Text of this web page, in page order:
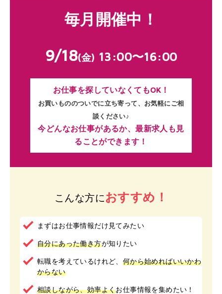
毎月開催中！
9/18(金) 13:00〜16:00
お仕事を探していなくてもOK！
お買いもののついでに立ち寄って、お気軽にご相
談ください♪
今どんなお仕事があるか、最新求人も見
ることができます！
こんな方におすすめ！
まずはお仕事情報だけ見てみたい
自分にあった働き方が知りたい
転職を考えているけれど、 何から始めればいいかわ
からない
相談しながら、効率よくお仕事情報を集めたい！